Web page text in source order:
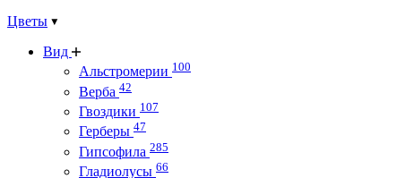
Цветы
Вид
Альстромерии 100
Верба 42
Гвоздики 107
Герберы 47
Гипсофила 285
Гладиолусы 66